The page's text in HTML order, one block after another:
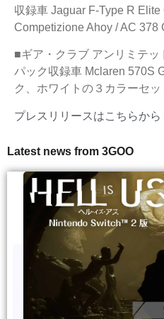
収録車 Jaguar F-Type R
Competizione Ahoy / AC 378
■ギア・クラブ アンリミテッ
パック収録車 Mclaren 570S
ク、ホワイトの３カラーセッ
プレスリリースはこちらから
Latest news from 3GOO